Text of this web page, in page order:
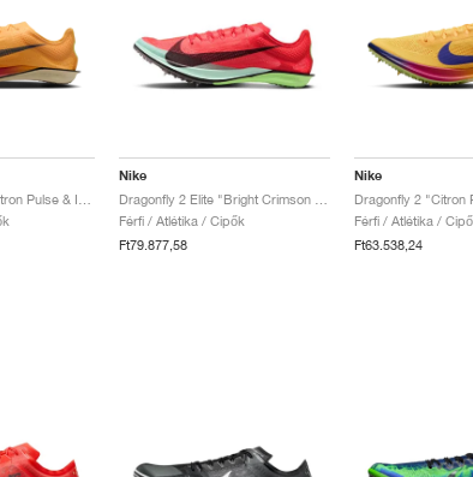
Nike
Férfi / Atlétika / Cipők
Ft79.877,58
Nike
Férfi / Atlétika /
Ft63.538,24